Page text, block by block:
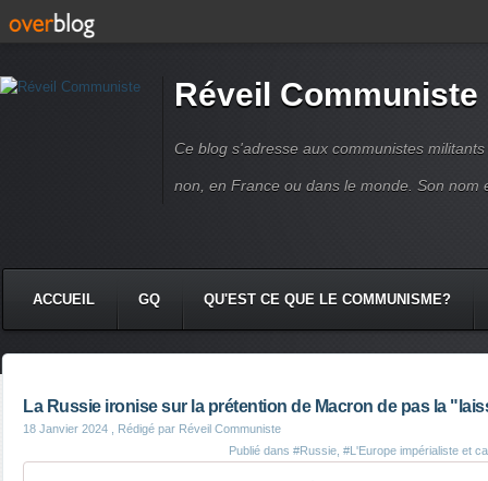
Réveil Communiste
Ce blog s'adresse aux communistes
non, en France ou dans le monde. Son nom
ACCUEIL GQ QU'EST CE QUE LE COMMUNISME?
La Russie ironise sur la prétention de Macron de pas la
18 Janvier 2024 , Rédigé par Réveil Communiste
Publié dans #Russie #L'Europe impérialiste et